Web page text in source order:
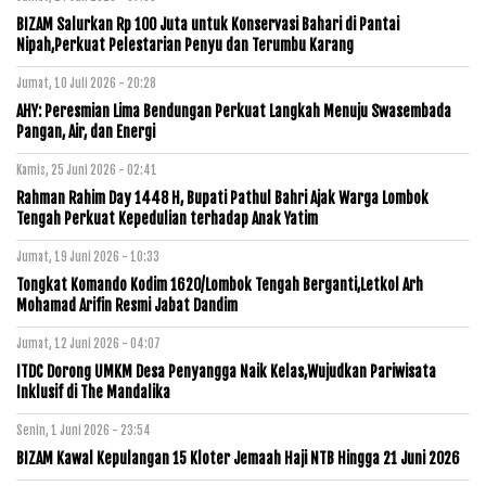
BIZAM Salurkan Rp 100 Juta untuk Konservasi Bahari di Pantai
Nipah,Perkuat Pelestarian Penyu dan Terumbu Karang
Jumat, 10 Juli 2026 - 20:28
AHY: Peresmian Lima Bendungan Perkuat Langkah Menuju Swasembada
Pangan, Air, dan Energi
Kamis, 25 Juni 2026 - 02:41
Rahman Rahim Day 1448 H, Bupati Pathul Bahri Ajak Warga Lombok
Tengah Perkuat Kepedulian terhadap Anak Yatim
Jumat, 19 Juni 2026 - 10:33
Tongkat Komando Kodim 1620/Lombok Tengah Berganti,Letkol Arh
Mohamad Arifin Resmi Jabat Dandim
Jumat, 12 Juni 2026 - 04:07
ITDC Dorong UMKM Desa Penyangga Naik Kelas,Wujudkan Pariwisata
Inklusif di The Mandalika
Senin, 1 Juni 2026 - 23:54
BIZAM Kawal Kepulangan 15 Kloter Jemaah Haji NTB Hingga 21 Juni 2026